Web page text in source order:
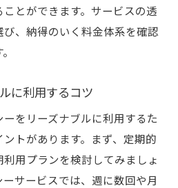
とができます。サービスの透
、納得のいく料金体系を確認
に利用するコツ
をリーズナブルに利用するた
トがあります。まず、定期的
用プランを検討してみましょ
サービスでは、週に数回や月